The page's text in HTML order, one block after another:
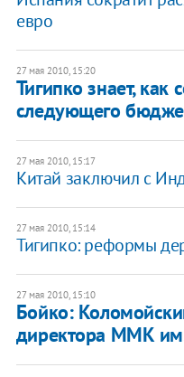
евро
27 мая 2010, 15:20
Тигипко знает, как
следующего
27 мая 2010, 15:17
Китай заключил с
27 мая 2010, 15:14
Тигипко: реформы
27 мая 2010, 15:10
Бойко:
директора ММК